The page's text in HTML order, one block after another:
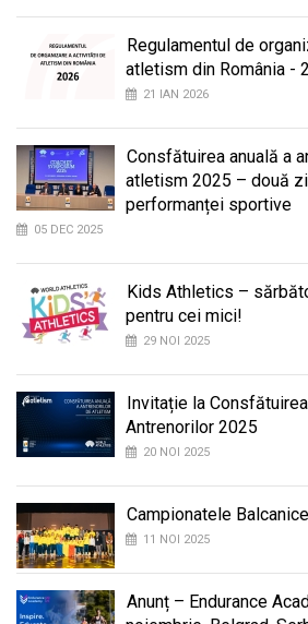
Regulamentul de
atletism din România -
21 IAN 2026
Consfătuirea anuală a
atletism 2025 – două
performanței sportive
05 DEC 2025
Kids Athletics –
pentru cei mici!
29 NOI 2025
Invitație la
Antrenorilor 2025
20 NOI 2025
Campionatele
11 NOI 2025
Anunț – Endurance